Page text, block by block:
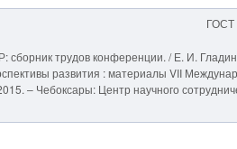
ГОСТ
трудов конференции. / Е. И.
развития : материалы VII
– Чебоксары: Центр научного